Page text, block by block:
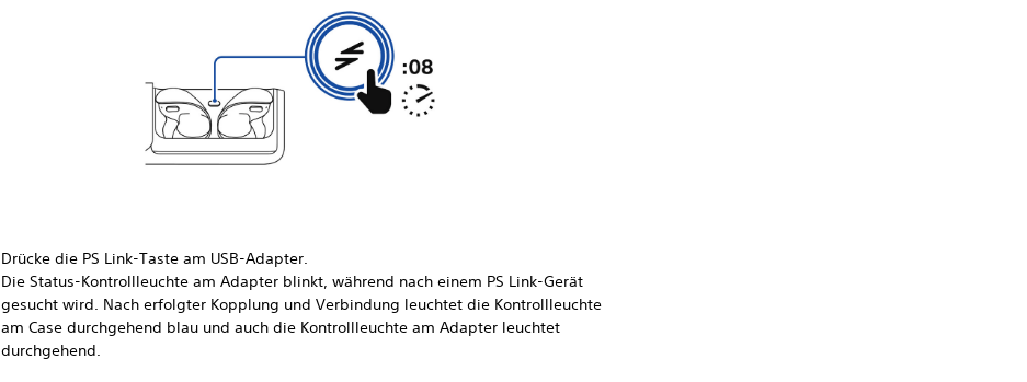
Drücke die PS Link-Taste am USB-Adapter.
Die Status-Kontrollleuchte am Adapter blinkt, während nach einem PS Link-Gerät
gesucht wird. Nach erfolgter Kopplung und Verbindung leuchtet die Kontrollleuchte
am Case durchgehend blau und auch die Kontrollleuchte am Adapter leuchtet
durchgehend.